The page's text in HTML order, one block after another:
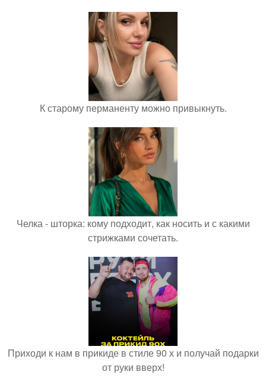
К старому перманенту можно привыкнуть.
Челка - шторка: кому подходит, как носить и с какими
стрижками сочетать.
Приходи к нам в прикиде в стиле 90 х и получай подарки
от руки вверх!